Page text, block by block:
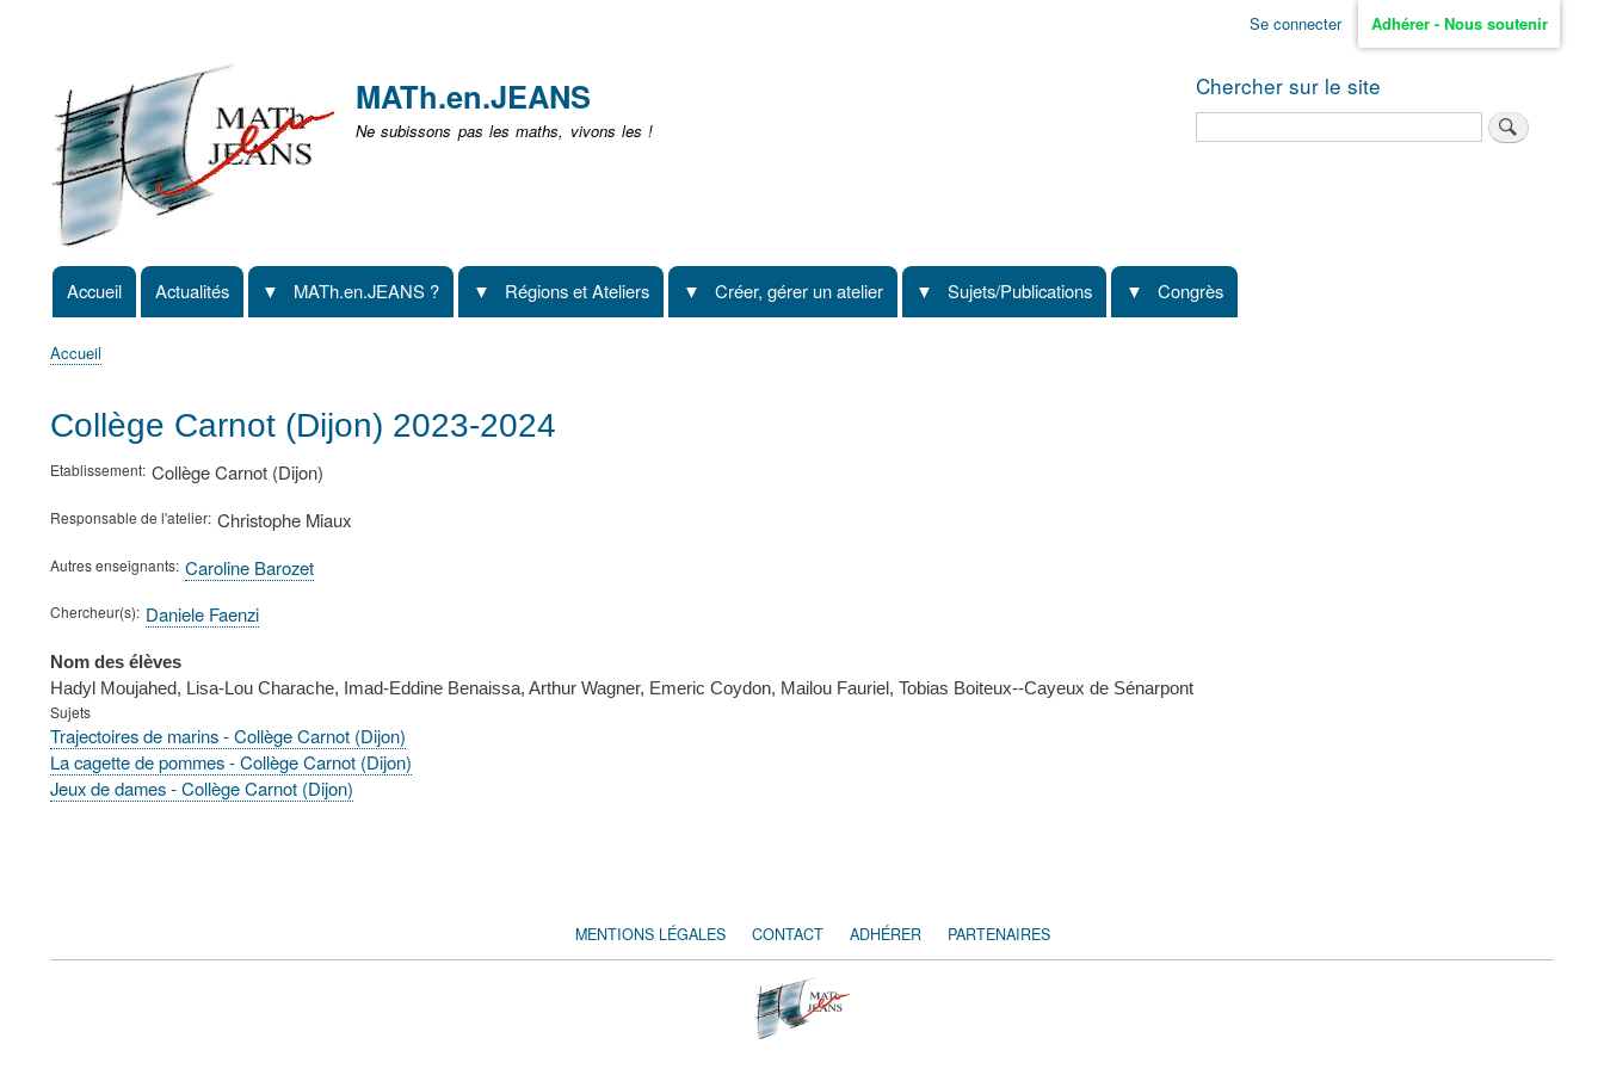
non
identifié
Se connecter Adhérer - Nous soutenir
MATh.en.JEANS
Ne subissons pas les maths, vivons les !
Chercher sur le site
Navigation
principale
Accueil Actualités MATh.en.JEANS ? Régions et Ateliers Créer, gérer un atelier Sujets/Publications Congrès
d'Ariane
Accueil
Collège Carnot (Dijon) 2023-2024
Etablissement Collège Carnot (Dijon)
Responsable de l'atelier Christophe Miaux
Autres enseignants Caroline Barozet
Chercheur(s) Daniele Faenzi
Nom des élèves
Hadyl Moujahed, Lisa-Lou Charache, Imad-Eddine Benaissa, Arthur Wagner, Emeric Coydon, Mailou Fauriel, Tobias Boiteux--Cayeux de Sénarpont
Sujets
Trajectoires de marins - Collège Carnot (Dijon)
La cagette de pommes - Collège Carnot (Dijon)
Jeux de dames - Collège Carnot (Dijon)
FOOTER
MENTIONS LÉGALES CONTACT ADHÉRER PARTENAIRES